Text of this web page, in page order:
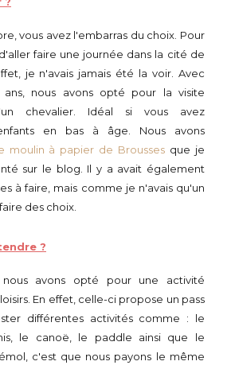
vous avez l'embarras du choix. Pour
faire une journée dans la cité de
je n'avais jamais été la voir. Avec
nous avons opté pour la visite
chevalier. Idéal si vous avez
en bas à âge. Nous avons
moulin à papier de Brousses que je
sur le blog. Il y a avait également
à faire, mais comme je n'avais qu'un
des choix.
?
avons opté pour une activité
En effet, celle-ci propose un pass
différentes activités comme : le
le canoë, le paddle ainsi que le
c'est que nous payons le même